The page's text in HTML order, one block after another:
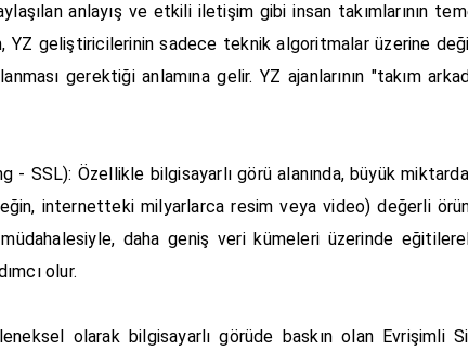
anlayış ve etkili iletişim gibi insan takımlarının
geliştiricilerinin sadece teknik algoritmalar üzerine
gerektiği anlamına gelir. YZ ajanlarının "takım
SSL): Özellikle bilgisayarlı görü alanında, büyük
internetteki milyarlarca resim veya video) değerli
müdahalesiyle, daha geniş veri kümeleri üzerinde
olur.
olarak bilgisayarlı görüde baskın olan Evrişimli